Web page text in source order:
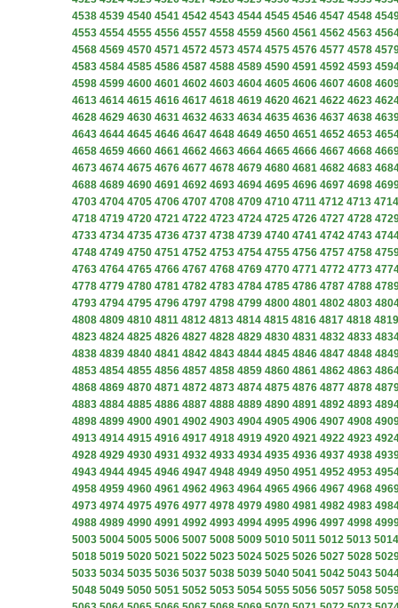
4538 4539 4540 4541 4542 4543 4544 4545 4546 4547 4548
4553 4554 4555 4556 4557 4558 4559 4560 4561 4562 4563
4568 4569 4570 4571 4572 4573 4574 4575 4576 4577 4578
4583 4584 4585 4586 4587 4588 4589 4590 4591 4592 4593
4598 4599 4600 4601 4602 4603 4604 4605 4606 4607 4608
4613 4614 4615 4616 4617 4618 4619 4620 4621 4622 4623
4628 4629 4630 4631 4632 4633 4634 4635 4636 4637 4638
4643 4644 4645 4646 4647 4648 4649 4650 4651 4652 4653
4658 4659 4660 4661 4662 4663 4664 4665 4666 4667 4668
4673 4674 4675 4676 4677 4678 4679 4680 4681 4682 4683
4688 4689 4690 4691 4692 4693 4694 4695 4696 4697 4698
4703 4704 4705 4706 4707 4708 4709 4710 4711 4712 4713 4714
4718 4719 4720 4721 4722 4723 4724 4725 4726 4727 4728
4733 4734 4735 4736 4737 4738 4739 4740 4741 4742 4743
4748 4749 4750 4751 4752 4753 4754 4755 4756 4757 4758
4763 4764 4765 4766 4767 4768 4769 4770 4771 4772 4773
4778 4779 4780 4781 4782 4783 4784 4785 4786 4787 4788
4793 4794 4795 4796 4797 4798 4799 4800 4801 4802 4803
4808 4809 4810 4811 4812 4813 4814 4815 4816 4817 4818 4819
4823 4824 4825 4826 4827 4828 4829 4830 4831 4832 4833
4838 4839 4840 4841 4842 4843 4844 4845 4846 4847 4848
4853 4854 4855 4856 4857 4858 4859 4860 4861 4862 4863
4868 4869 4870 4871 4872 4873 4874 4875 4876 4877 4878
4883 4884 4885 4886 4887 4888 4889 4890 4891 4892 4893
4898 4899 4900 4901 4902 4903 4904 4905 4906 4907 4908
4913 4914 4915 4916 4917 4918 4919 4920 4921 4922 4923
4928 4929 4930 4931 4932 4933 4934 4935 4936 4937 4938
4943 4944 4945 4946 4947 4948 4949 4950 4951 4952 4953
4958 4959 4960 4961 4962 4963 4964 4965 4966 4967 4968
4973 4974 4975 4976 4977 4978 4979 4980 4981 4982 4983
4988 4989 4990 4991 4992 4993 4994 4995 4996 4997 4998
5003 5004 5005 5006 5007 5008 5009 5010 5011 5012 5013 5014
5018 5019 5020 5021 5022 5023 5024 5025 5026 5027 5028
5033 5034 5035 5036 5037 5038 5039 5040 5041 5042 5043
5048 5049 5050 5051 5052 5053 5054 5055 5056 5057 5058